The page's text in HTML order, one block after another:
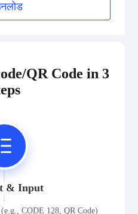
QR Code in 3
& Input
CODE 128, QR Code)